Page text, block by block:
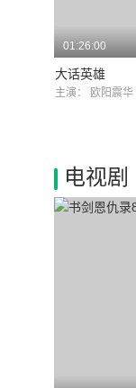
01:26:00
大话英雄
主演： 欧阳震华
电视剧